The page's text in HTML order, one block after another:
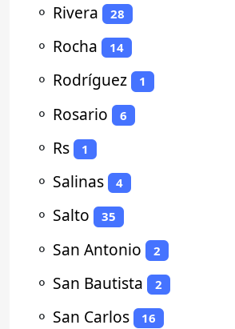
⚬ Rivera 28
⚬ Rocha 14
⚬ Rodríguez 1
⚬ Rosario 6
⚬ Rs 1
⚬ Salinas 4
⚬ Salto 35
⚬ San Antonio 2
⚬ San Bautista 2
⚬ San Carlos 16